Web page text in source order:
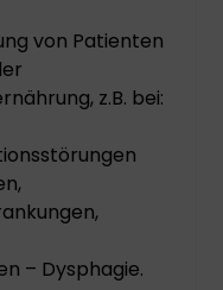
von Patienten
z.B. bei:
– Dysphagie.